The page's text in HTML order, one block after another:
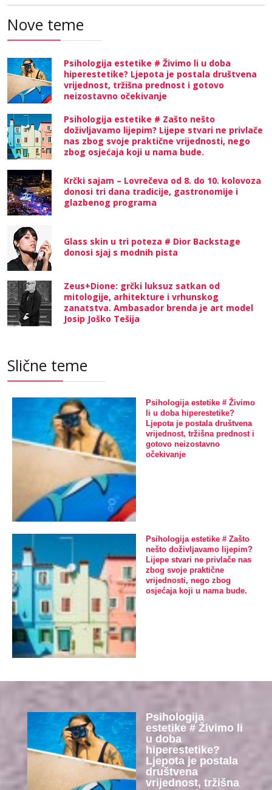
Nove teme
Psihologija estetike # Živimo li u doba
hiperestetike? Ljepota je postala društvena
vrijednost, tržišna prednost i gotovo
neizostavno očekivanje
Psihologija estetike # Zašto nešto
doživljavamo lijepim? Lijepe stvari ne privlače
nas zbog svoje praktične vrijednosti, nego
zbog osjećaja koji u nama bude.
Krčki sajam – Lovrečeva od 8. do 10. kolovoza
donosi tri dana tradicije, gastronomije i
glazbenog programa
Glass skin u tri poteza # Dior Backstage
donosi sjaj s modnih pista
Zeus+Dione: grčki luksuz satkan od
mitologije, arhitekture i vrhunskog
zanatstva. Ambasador brenda je art model
Josip Joško Tešija
Slične teme
Psihologija estetike # Živimo
li u doba hiperestetike?
Ljepota je postala društvena
vrijednost, tržišna prednost i
gotovo neizostavno
očekivanje
Psihologija estetike # Zašto
nešto doživljavamo lijepim?
Lijepe stvari ne privlače nas
zbog svoje praktične
vrijednosti, nego zbog
osjećaja koji u nama bude.
Psihologija
estetike # Živimo li
u doba
hiperestetike?
Ljepota je postala
društvena
vrijednost, tržišna